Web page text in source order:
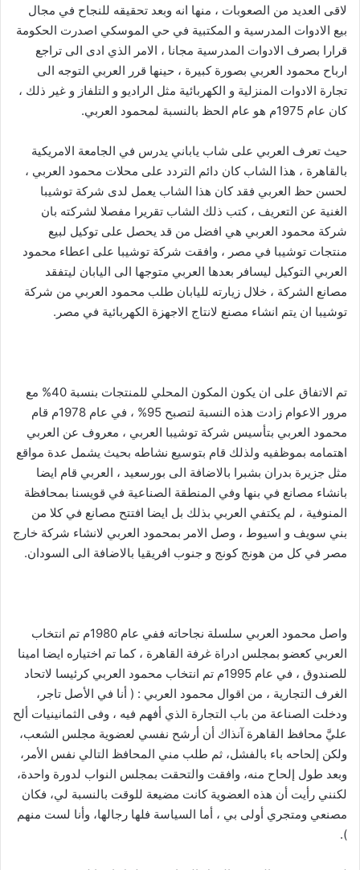
لاقى العديد من الصعوبات ، منها انه وبعد تحقيقه للنجاح في مجال
بيع الادوات المدرسية و المكتبية في حي الموسكي اصدرت الحكومة
قرارا بصرف الادوات المدرسية مجانا ، الامر الذي ادى الى تراجع
ارباح محمود العربي بصورة كبيرة ، حينها قرر العربي التوجه الى
تجارة الادوات المنزلية و الكهربائية مثل الراديو و التلفاز و غير ذلك ،
كان عام 1975م هو عام الحظ بالنسبة لمحمود العربي.
حيث تعرف العربي على شاب ياباني يدرس في الجامعة الامريكية
بالقاهرة ، هذا الشاب كان دائم التردد على محلات محمود العربي ،
لحسن حظ العربي فقد كان هذا الشاب يعمل لدى شركة توشيبا
الغنية عن التعريف ، كتب ذلك الشاب تقريرا مفصلا لشركته بان
شركة محمود العربي هي افضل من قد يحصل على توكيل لبيع
منتجات توشيبا في مصر ، وافقت شركة توشيبا على اعطاء محمود
العربي التوكيل ليسافر بعدها العربي متوجها الى اليابان ليتفقد
مصانع الشركة ، خلال زيارته لليابان طلب محمود العربي من شركة
توشيبا ان يتم انشاء مصنع لانتاج الاجهزة الكهربائية في مصر.
تم الاتفاق على ان يكون المكون المحلي للمنتجات بنسبة 40% مع
مرور الاعوام زادت هذه النسبة لتصبح 95% ، في عام 1978م قام
محمود العربي بتأسيس شركة توشيبا العربي ، معروف عن العربي
اهتمامه بموظفيه ولذلك قام بتوسيع نشاطه بحيث يشمل عدة مواقع
مثل جزيرة بدران بشبرا بالاضافة الى بورسعيد ، العربي قام ايضا
بانشاء مصانع في بنها وفي المنطقة الصناعية في قويسنا بمحافظة
المنوفية ، لم يكتفي العربي بذلك بل ايضا افتتح مصانع في كلا من
بني سويف و اسيوط ، وصل الامر بمحمود العربي لانشاء شركة خارج
مصر في كل من هونج كونج و جنوب افريقيا بالاضافة الى السودان.
واصل محمود العربي سلسلة نجاحاته ففي عام 1980م تم انتخاب
العربي كعضو بمجلس ادراة غرفة القاهرة ، كما تم اختياره ايضا امينا
للصندوق ، في عام 1995م تم انتخاب محمود العربي كرئيسا لاتحاد
الغرف التجارية ، من اقوال محمود العربي : ( أنا في الأصل تاجر،
ودخلت الصناعة من باب التجارة الذي أفهم فيه ، وفى الثمانينيات ألح
عليَّ محافظ القاهرة آنذاك أن أرشح نفسي لعضوية مجلس الشعب،
ولكن إلحاحه باء بالفشل، ثم طلب مني المحافظ التالي نفس الأمر،
وبعد طول إلحاح منه، وافقت والتحقت بمجلس النواب لدورة واحدة،
لكنني رأيت أن هذه العضوية كانت مضيعة للوقت بالنسبة لي، فكان
مصنعي ومتجري أولى بي ، أما السياسة فلها رجالها، وأنا لست منهم
).